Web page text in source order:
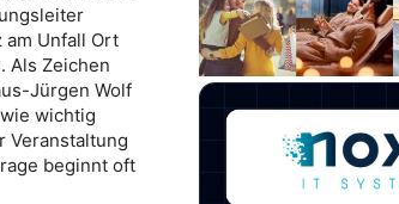
am Unfall Ort
Als Zeichen
Jürgen Wolf
wichtig
Veranstaltung
beginnt oft